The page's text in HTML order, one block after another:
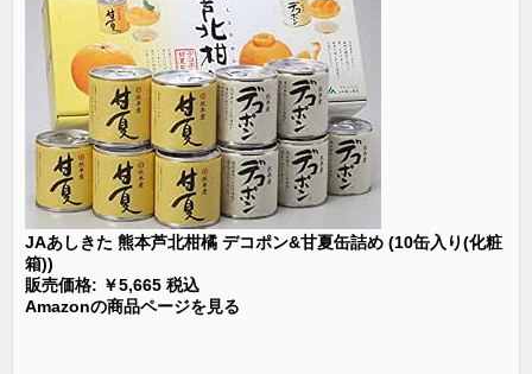
JAあしきた 熊本芦北柑橘 デコポン&甘夏缶詰め (10缶入り(化粧
箱))
販売価格: ￥5,665 税込
Amazonの商品ページを見る